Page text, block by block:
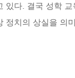
다. 결국 성학
치의 상실을 의